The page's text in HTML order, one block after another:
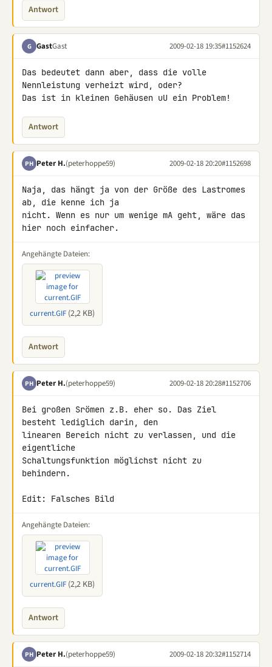
Antwort
G GastGast 2009-02-18 19:35#1152624
Das bedeutet dann aber, dass die volle
Nennleistung verheizt wird, oder?
Das ist in kleinen Gehäusen uU ein Problem!
Antwort
PH Peter H.(peterhoppe59) 2009-02-18 20:20#1152698
Naja, das hängt ja von der Größe des Lastromes
ab, die kenne ich ja
nicht. Wenn es nur um wenige mA geht, wäre das
hier noch einfacher.
Angehängte Dateien:
current.GIF (2,2 KB)
Antwort
PH Peter H.(peterhoppe59) 2009-02-18 20:28#1152706
Bei großen Srömen z.B. eher so. Das Ziel
besteht lediglich darin, den
linearen Bereich nicht zu verlassen, und die
eigentliche
Schaltungsfunktion möglichst nicht zu
behindern.
Edit: Falsches Bild
Angehängte Dateien:
current.GIF (2,2 KB)
Antwort
PH Peter H.(peterhoppe59) 2009-02-18 20:32#1152714